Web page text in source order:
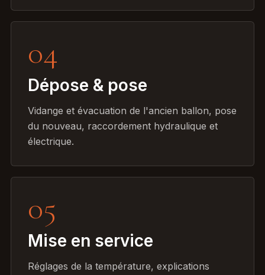
04
Dépose & pose
Vidange et évacuation de l'ancien ballon, pose
du nouveau, raccordement hydraulique et
électrique.
05
Mise en service
Réglages de la température, explications